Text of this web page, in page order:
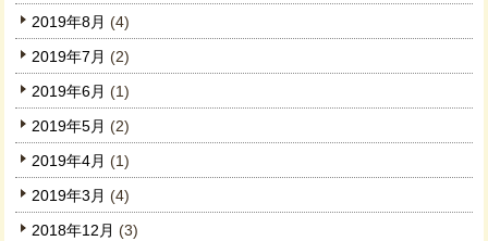
2019年8月 (4)
2019年7月 (2)
2019年6月 (1)
2019年5月 (2)
2019年4月 (1)
2019年3月 (4)
2018年12月 (3)